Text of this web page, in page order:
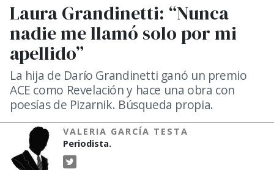
Laura Grandinetti: “Nunca
nadie me llamó solo por mi
apellido”
La hija de Darío Grandinetti ganó un premio
ACE como Revelación y hace una obra con
poesías de Pizarnik. Búsqueda propia.
VALERIA GARCÍA TESTA
Periodista.